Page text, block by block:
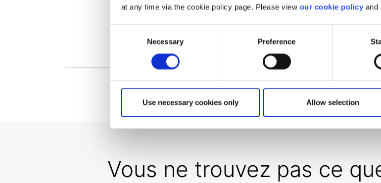
at any time via the cookie policy page. Please view our cookie policy and
Necessary Preference
Use necessary cookies only Allow selection
Cet article vous a-t-il été utile ?
Vous ne trouvez pas ce